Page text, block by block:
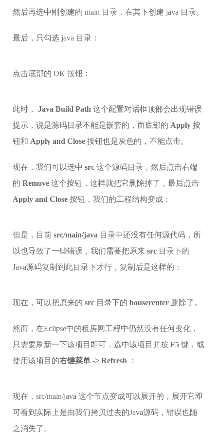
然后再选中刚创建的 main 目录，在其下创建 java 目录。
最后，只勾选 java 目录：
点击底部的 OK 按钮：
此时， Java Build Path这个配置对话框顶部会出现错误
提示，说是源码目录不能是嵌套的，而底部的 Apply按
钮和 Apply and Close 按钮也是灰色的，不能点击。
现在，我们可以选中src这个源码目录，然后点击右端
的Remove这个按钮，这样就把它删除掉了，最后点击
Apply and Close 按钮，我们的工程结构变成：
但是，目前src/main/java 目录中还没有任何源代码，所
以也导致了一些错误，我们需要把原来src 目录下的
Java源码复制到此目录下才行，复制后是这样的：
现在，可以把原来的src 目录下的houserenter删除了。
然而，在Eclipse中的租房网工程中仍然没有任何变化，
只需要刷新一下该项目即可，选中该项目并按F5键，或
使用该项目的右键菜单 -> Refresh ：
现在，src/main/java 这个节点变成可以展开的，展开它即
可看到实际上是由我们拷贝过去的Java源码，错误也随
之消失了。